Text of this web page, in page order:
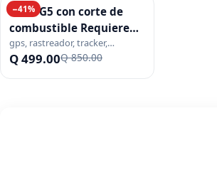
−41%
GPS TG5 con corte de
combustible Requiere
instalación (no incluida)
gps, rastreador, tracker,
localizador, instalacion, corte
combustible, relay, moto,
Q 499.00Q 850.00